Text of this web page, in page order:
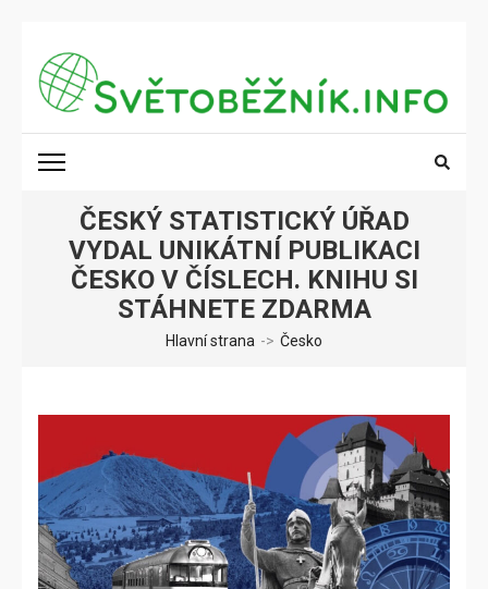
obsah
(stiskněte
Enter)
SVĚTOBĚŽNÍK.INFO
ČESKÝ STATISTICKÝ ÚŘAD
VYDAL UNIKÁTNÍ PUBLIKACI
ČESKO V ČÍSLECH. KNIHU SI
STÁHNETE ZDARMA
Hlavní strana -> Česko